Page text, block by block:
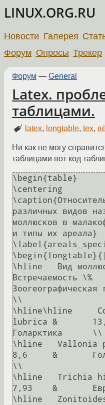
LINUX.ORG.RU
Новости Галерея
Форум Опросы Трекер
Форум — General
Latex.
таблицами.
latex, longtable,tex,
Ни как не могу
таблицами вот код
\begin{table}
\centering
различных видов
моллюсков в
и типы их ареала}
\hline	 Вид моллюска	&
Встречаемость \%	&
Зоогеографическая
\\
\hline\hline	 Cochlicopa
lubrica	&	13,57	&
Голарктика	\\
\hline	 Vallonia pulchella	&
8,6	&	Голарктика
\\
\hline	 Trichia hispida	&
7,93	&	Европа	\\
\hline	 Zonitoides nitidus	&